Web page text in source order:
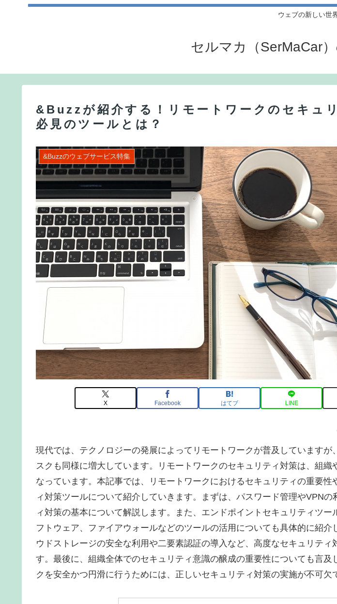
ウェブの新しい世
セルマカ（SerMaCar
&Buzzが紹介する！リモートワークのセキュ
必見のツールとは？
&Buzzのウェブサービス特集
X Facebook はてブ LINE
現代では、テクノロジーの発展によってリモートワークが普及していますが
スクも同様に増大しています。リモートワークのセキュリティ対策は、組織
なっています。本記事では、リモートワークにおけるセキュリティの重要性
ィ対策ツールについて紹介していきます。まずは、パスワード管理やVPNの
ィ対策の基本について解説します。また、エンドポイントセキュリティツー
フトウェア、ファイアウォールなどのツールの活用についても具体的に紹介
ウドストレージの安全な利用や二要素認証の導入など、高度なセキュリティ
す。最後に、組織全体でのセキュリティ意識の醸成の重要性についても言及
クを安全かつ円滑に行うためには、正しいセキュリティ対策の実施が不可欠